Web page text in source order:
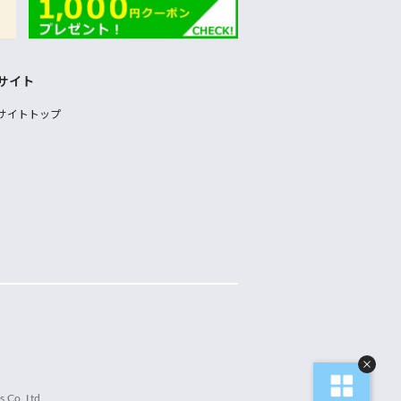
イト
イトトップ
Co.,Ltd.